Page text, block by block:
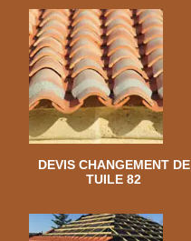
DEVIS CHANGEMENT DE
TUILE 82